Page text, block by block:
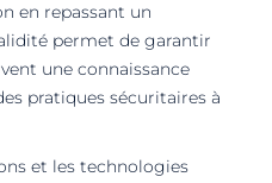
en repassant un
permet de garantir
une connaissance
pratiques sécuritaires à
et les technologies